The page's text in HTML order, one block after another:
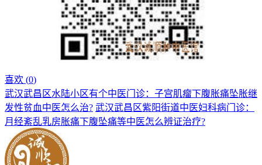
喜欢 (0)
武汉武昌区水陆小区有个中医门诊：子宫肌瘤下腹胀痛坠胀继
发性贫血中医怎么治? 武汉武昌区紫阳街道中医妇科病门诊：
月经紊乱乳房胀痛下腹坠痛等中医怎么辨证治疗?